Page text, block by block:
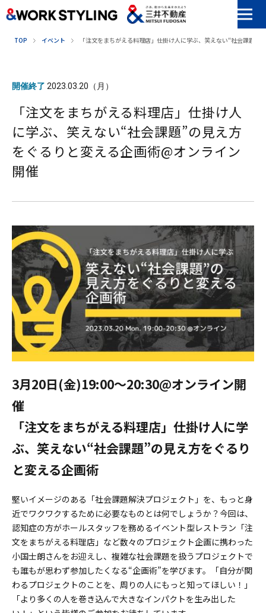
TOP イベント 「注文をまちがえる料理店」仕掛け人に学ぶ、笑えない“社会課題”
開催終了 2023.03.20（月）
「注文をまちがえる料理店」仕掛け人
に学ぶ、笑えない“社会課題”の見え方
をぐるりと変える企画術@オンライン
開催
3月20日(金)19:00〜20:30@オンライン開
催
「注文をまちがえる料理店」仕掛け人に学
ぶ、笑えない“社会課題”の見え方をぐるり
と変える企画術
堅いイメージのある「社会課題解決プロジェクト」を、もっと身
近でワクワクするために必要なものとは何でしょうか？今回は、
認知症の方がホールスタッフを務めるイベント型レストラン「注
文をまちがえる料理店」など数々のプロジェクト企画に携わった
小国士朗さんをお迎えし、複雑な社会課題を扱うプロジェクトで
も誰もが思わず参加したくなる“企画術”を学びます。「自分が関
わるプロジェクトのことを、周りの人にもっと知ってほしい！」
「より多くの人を巻き込んで大きなインパクトを生み出した